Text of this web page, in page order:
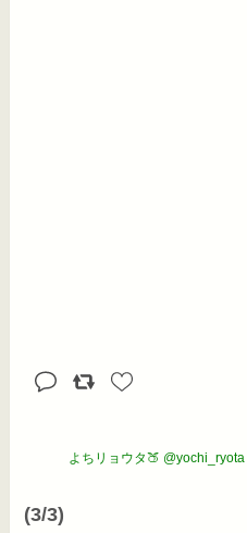
よちリョウタ🍑 @yochi_ryota
(3/3)